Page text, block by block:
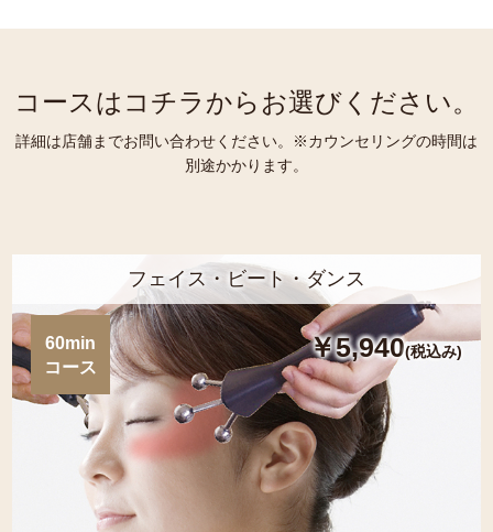
コースはコチラからお選びください。
詳細は店舗までお問い合わせください。※カウンセリングの時間は
別途かかります。
フェイス・ビート・ダンス
60min
コース
￥5,940(税込み)